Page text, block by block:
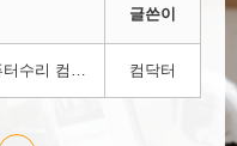
글쓴이
[서울]서울특별시 송파구 풍납동 컴퓨터수리 컴닥터!!! 1800-3354 컴닥터